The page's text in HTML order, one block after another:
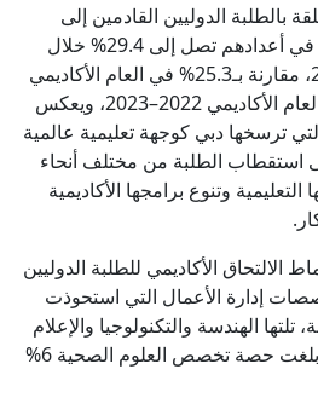
بالطلبة الدوليين القادمين إلى
جامعات دبي الخاصة، زيادة في أعدادهم تصل إلى 29.4% خلال
العام الأكاديمي 2024–2025، مقارنة بـ25.3% في العام الأكاديمي
2023–2024، و11.9% في العام الأكاديمي 2022–2023، ويعكس
التي ترسخها دبي كوجهة تعليمية عالمية
استقطاب الطلبة من مختلف أنحاء
وتنوع برامجها الأكاديمية
الالتحاق الأكاديمي للطلبة الدوليين
إدارة الأعمال التي استحوذت
تلتها الهندسة والتكنولوجيا والإعلام
بنسبة 11% لكل منها، فيما بلغت حصة تخصص العلوم الصحية 6%